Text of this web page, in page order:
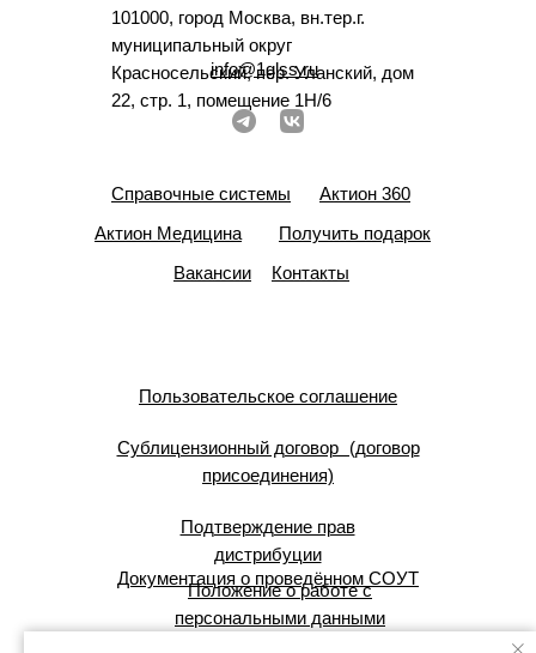
101000, город Москва, вн.тер.г.
муниципальный округ
Красносельский, пер. Уланский, дом
22, стр. 1, помещение 1Н/6
info@1glss.ru
Справочные системы
Актион 360
Актион Медицина
Получить подарок
Вакансии
Контакты
Пользовательское соглашение
Сублицензионный договор (договор
присоединения)
Подтверждение прав
дистрибуции
Документация о проведённом СОУТ
Положение о работе с
персональными данными